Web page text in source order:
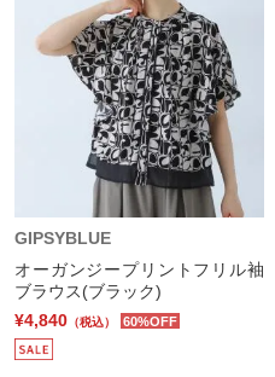
GIPSYBLUE
オーガンジープリントフリル袖
ブラウス(ブラック)
¥4,840 （税込） 60%OFF